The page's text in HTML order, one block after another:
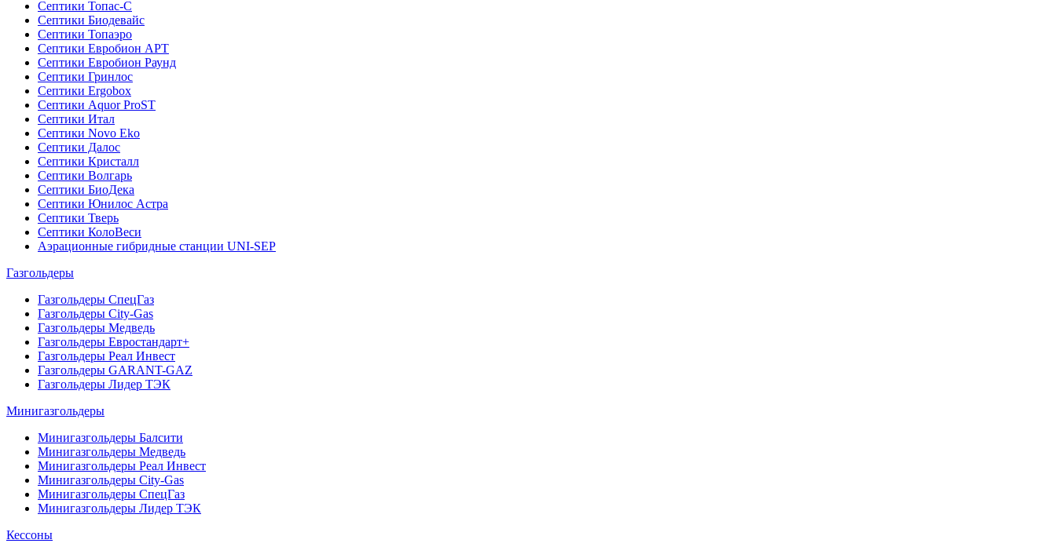
Септики Топас-С
Септики Биодевайс
Септики Топаэро
Септики Евробион АРТ
Септики Евробион Раунд
Септики Гринлос
Септики Ergobox
Септики Aquor ProST
Септики Итал
Септики Novo Eko
Септики Далос
Септики Кристалл
Септики Волгарь
Септики БиоДека
Септики Юнилос Астра
Септики Тверь
Септики КолоВеси
Аэрационные гибридные станции UNI-SEP
Газгольдеры
Газгольдеры СпецГаз
Газгольдеры City-Gas
Газгольдеры Медведь
Газгольдеры Евростандарт+
Газгольдеры Реал Инвест
Газгольдеры GARANT-GAZ
Газгольдеры Лидер ТЭК
Минигазгольдеры
Минигазгольдеры Балсити
Минигазгольдеры Медведь
Минигазгольдеры Реал Инвест
Минигазгольдеры City-Gas
Минигазгольдеры СпецГаз
Минигазгольдеры Лидер ТЭК
Кессоны